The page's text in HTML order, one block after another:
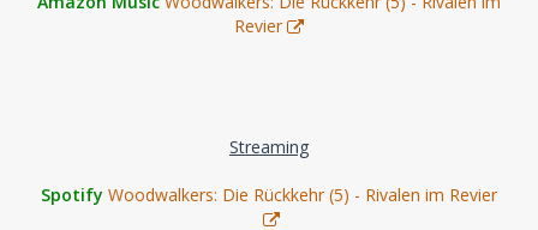
Revier
Streaming
Spotify Woodwalkers: Die Rückkehr (5) - Rivalen im Revier